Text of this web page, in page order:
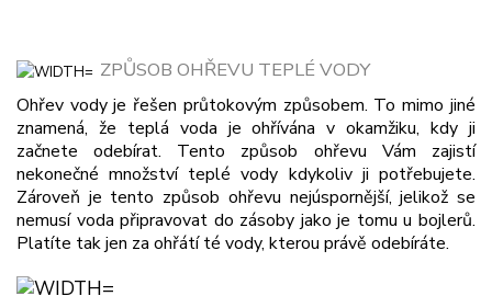
ZPŮSOB OHŘEVU TEPLÉ VODY
Ohřev vody je řešen průtokovým způsobem. To mimo jiné
znamená, že teplá voda je ohřívána v okamžiku, kdy ji
začnete odebírat. Tento způsob ohřevu Vám zajistí
nekonečné množství teplé vody kdykoliv ji potřebujete.
Zároveň je tento způsob ohřevu nejúspornější, jelikož se
nemusí voda připravovat do zásoby jako je tomu u bojlerů.
Platíte tak jen za ohřátí té vody, kterou právě odebíráte.